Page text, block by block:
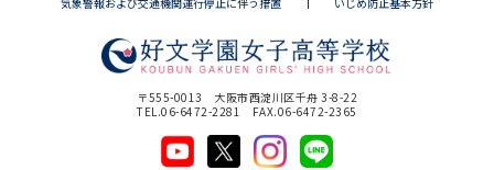
〒555-0013 大阪市西淀川区千舟 3-8-22
TEL.06-6472-2281 FAX.06-6472-2365